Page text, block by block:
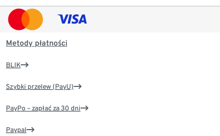
Metody płatności
BLIK
Szybki przelew (PayU)
PayPo – zapłać za 30 dni
Paypal